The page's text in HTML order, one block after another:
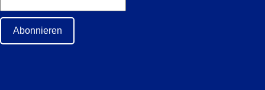
Abonnieren